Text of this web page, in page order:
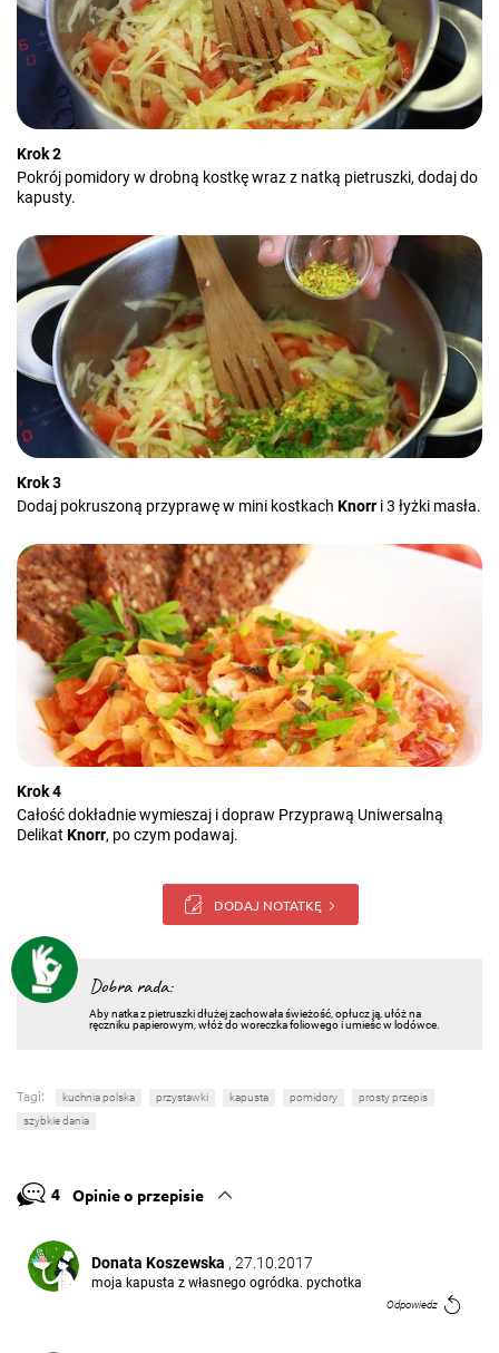
Krok 2
Pokrój pomidory w drobną kostkę wraz z natką pietruszki, dodaj do
kapusty.
Krok 3
Dodaj pokruszoną przyprawę w mini kostkach Knorr i 3 łyżki masła.
Krok 4
Całość dokładnie wymieszaj i dopraw Przyprawą Uniwersalną
Delikat Knorr, po czym podawaj.
DODAJ NOTATKĘ
Dobra rada:
Aby natka z pietruszki dłużej zachowała świeżość, opłucz ją, ułóż na
ręczniku papierowym, włóż do woreczka foliowego i umieśc w lodówce.
Tagi: kuchnia polska przystawki kapusta pomidory
prosty przepis
szybkie dania
4 Opinie o przepisie
Donata Koszewska , 27.10.2017
moja kapusta z własnego ogródka. pychotka
Odpowiedz